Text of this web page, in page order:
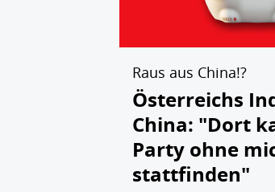
Raus aus China!?
Österreichs
China: "Dort
Party ohne
stattfinden"